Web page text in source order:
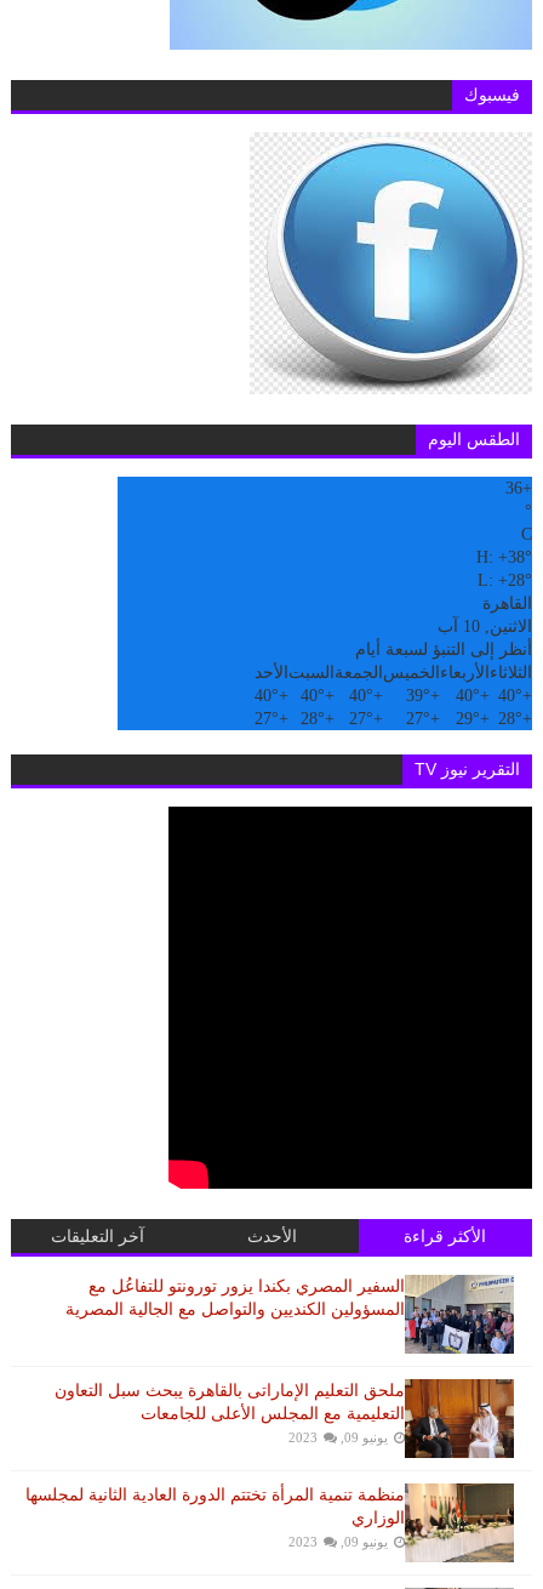
فيسبوك
الطقس اليوم
+
36
°
C
H:+38°
L:+28°
القاهرة
الاثنين, 10 آب
أنظر إلى التنبؤ لسبعة أيام
الثلاثاء الأربعاء الخميس الجمعة السبت الأحد
+
40°
+
40°
+
39°
+
40°
+
40°
+
40°
+
28°
+
29°
+
27°
+
27°
+
28°
+
27°
التقرير نيوز TV
الأكثر قراءة الأحدث آخر التعليقات
السفير المصري بكندا يزور تورونتو للتفاعُل مع
المسؤولين الكنديين والتواصل مع الجالية المصرية
ملحق التعليم الإماراتى بالقاهرة يبحث سبل التعاون
التعليمية مع المجلس الأعلى للجامعات
يونيو 09, 2023
منظمة تنمية المرأة تختتم الدورة العادية الثانية لمجلسها
الوزاري
يونيو 09, 2023